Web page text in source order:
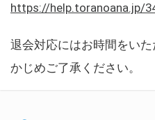
https://help.toranoana.jp/
退会対応にはお時間をい
かじめご了承ください。